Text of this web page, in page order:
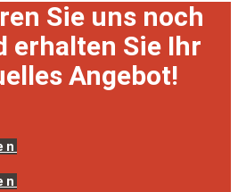
Sie uns noch
erhalten Sie Ihr
Angebot!